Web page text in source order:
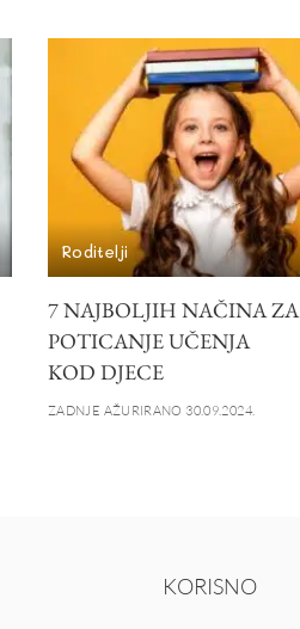
Roditelji
7 NAJBOLJIH NAČINA ZA
POTICANJE UČENJA
KOD DJECE
ZADNJE AŽURIRANO 30.09.2024.
KORISNO